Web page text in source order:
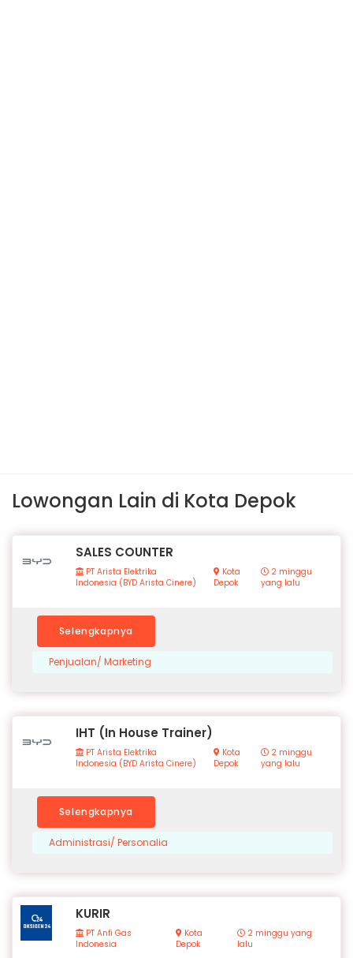
Lowongan Lain di Kota Depok
SALES COUNTER
PT Arista Elektrika
Indonesia (BYD Arista Cinere)
Kota
Depok
2 minggu
yang lalu
Selengkapnya
Penjualan/ Marketing
IHT (In House Trainer)
PT Arista Elektrika
Indonesia (BYD Arista Cinere)
Kota
Depok
2 minggu
yang lalu
Selengkapnya
Administrasi/ Personalia
KURIR
PT Anfi Gas
Indonesia
Kota
Depok
2 minggu yang
lalu